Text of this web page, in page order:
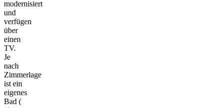
modernisiert
und
verfügen
über
einen
TV.
Je
nach
Zimmerlage
ist ein
eigenes
Bad (